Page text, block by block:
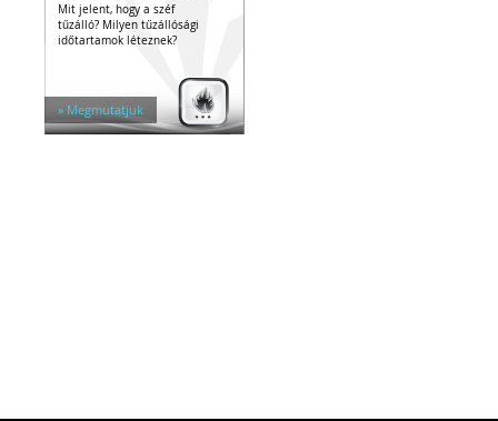
Mit jelent, hogy a széf
tűzálló? Milyen tűzállósági
időtartamok léteznek?
» Megmutatjuk